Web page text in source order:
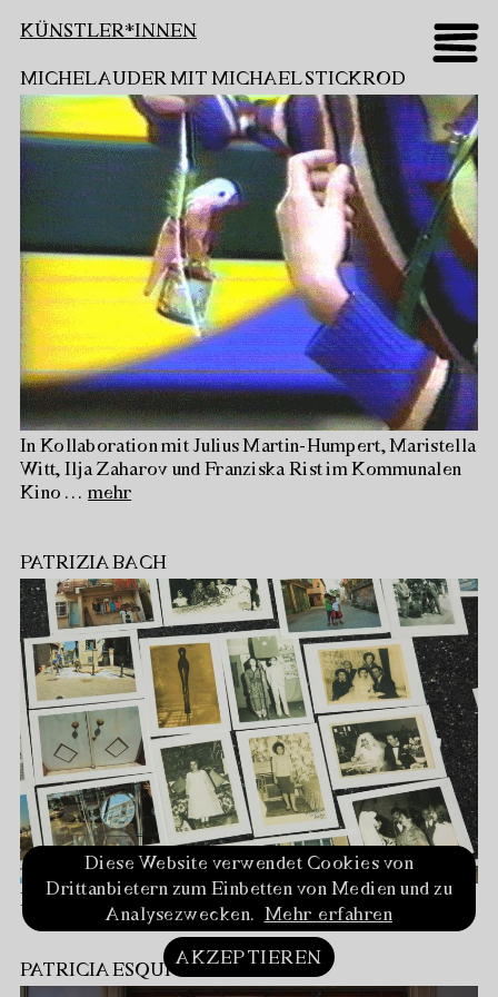
KÜNSTLER*INNEN
MICHEL AUDER MIT MICHAEL STICKROD
In Kollaboration mit Julius Martin-Humpert, Maristella
Witt, Ilja Zaharov und Franziska Rist im Kommunalen
Kino …mehr
PATRIZIA BACH
Im Kunstverein Freiburg…mehr
PATRICIA ESQUIVIAS
Diese Website verwendet Cookies von
Drittanbietern zum Einbetten von Medien und zu
Analysezwecken.Mehr erfahren
AKZEPTIEREN